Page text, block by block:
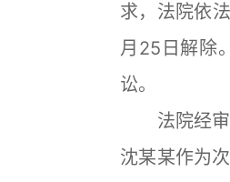
求，法院依
月25日解除
讼。
法院经审
沈某某作为